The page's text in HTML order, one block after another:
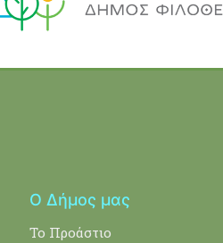
Ο Δήμος μας
Το Προάστιο